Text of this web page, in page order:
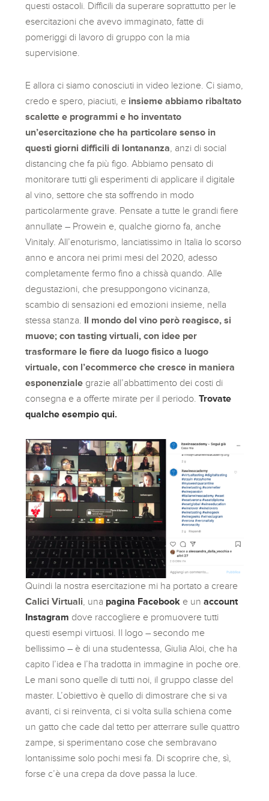
questi ostacoli. Difficili da superare soprattutto per le
esercitazioni che avevo immaginato, fatte di
pomeriggi di lavoro di gruppo con la mia
supervisione.
E allora ci siamo conosciuti in video lezione. Ci siamo,
credo e spero, piaciuti, e insieme abbiamo ribaltato
scalette e programmi e ho inventato
un’esercitazione che ha particolare senso in
questi giorni difficili di lontananza , anzi di social
distancing che fa più figo. Abbiamo pensato di
monitorare tutti gli esperimenti di applicare il digitale
al vino, settore che sta soffrendo in modo
particolarmente grave. Pensate a tutte le grandi fiere
annullate – Prowein e, qualche giorno fa, anche
Vinitaly. All’enoturismo, lanciatissimo in Italia lo scorso
anno e ancora nei primi mesi del 2020, adesso
completamente fermo fino a chissà quando. Alle
degustazioni, che presuppongono vicinanza,
scambio di sensazioni ed emozioni insieme, nella
stessa stanza. Il mondo del vino però reagisce, si
muove; con tasting virtuali, con idee per
trasformare le fiere da luogo fisico a luogo
virtuale, con l’ecommerce che cresce in maniera
esponenziale grazie all’abbattimento dei costi di
consegna e a offerte mirate per il periodo.Trovate
qualche esempio qui.
Quindi la nostra esercitazione mi ha portato a creare
Calici Virtuali , una pagina Facebook e unaccount
Instagram dove raccogliere e promuovere tutti
questi esempi virtuosi. Il logo – secondo me
bellissimo – è di una studentessa, Giulia Aloi, che ha
capito l’idea e l’ha tradotta in immagine in poche ore.
Le mani sono quelle di tutti noi, il gruppo classe del
master. L’obiettivo è quello di dimostrare che si va
avanti, ci si reinventa, ci si volta sulla schiena come
un gatto che cade dal tetto per atterrare sulle quattro
zampe, si sperimentano cose che sembravano
lontanissime solo pochi mesi fa. Di scoprire che, sì,
forse c’è una crepa da dove passa la luce.